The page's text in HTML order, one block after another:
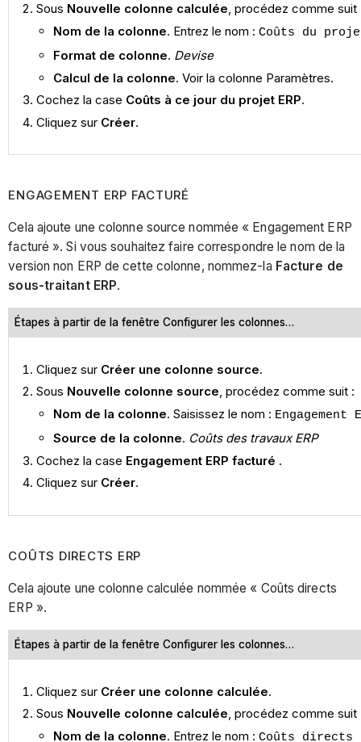
Sous Nouvelle colonne calculée, procédez comme suit
Nom de la colonne. Entrez le nom : Coûts du
Format de colonne. Devise
Calcul de la colonne. Voir la colonne Paramètres.
Cochez la case Coûts à ce jour du projet ERP.
Cliquez sur Créer.
ENGAGEMENT ERP FACTURÉ
Cela ajoute une colonne source nommée « Engagement ERP
facturé ». Si vous souhaitez faire correspondre le nom de la
version non ERP de cette colonne, nommez-la Facture de
sous-traitant ERP.
Étapes à partir de la fenêtre Configurer les colonnes…
Cliquez sur Créer une colonne source.
Sous Nouvelle colonne source, procédez comme suit :
Nom de la colonne. Saisissez le nom : Engagement
Source de la colonne. Coûts des travaux ERP
Cochez la case Engagement ERP facturé .
Cliquez sur Créer.
COÛTS DIRECTS ERP
Cela ajoute une colonne calculée nommée « Coûts directs
ERP ».
Étapes à partir de la fenêtre Configurer les colonnes…
Cliquez sur Créer une colonne calculée.
Sous Nouvelle colonne calculée, procédez comme suit
Nom de la colonne. Entrez le nom : Coûts directs